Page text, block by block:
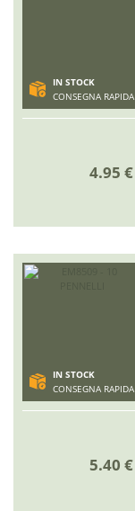
IN STOCK
CONSEGNA RAPIDA
4.95 €
IN STOCK
CONSEGNA RAPIDA
5.40 €